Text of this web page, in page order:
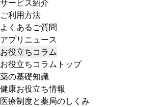
サービス紹介
ご利用方法
よくあるご質問
アプリニュース
お役立ちコラム
お役立ちコラムトップ
薬の基礎知識
健康お役立ち情報
医療制度と薬局のしくみ